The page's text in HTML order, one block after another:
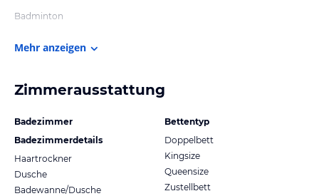
Badminton
Mehr anzeigen
Zimmerausstattung
Badezimmer
Badezimmerdetails
Haartrockner
Dusche
Badewanne/Dusche
Bettentyp
Doppelbett
Kingsize
Queensize
Zustellbett